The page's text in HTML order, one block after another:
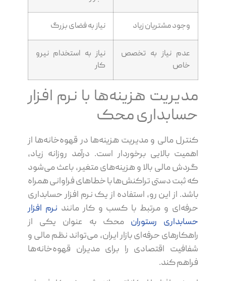
وجود مشتریان زیاد نیاز به فضای بزرگ
عدم نیاز به تخصص
خاص
نیاز به استخدام نیرو
کار
مدیریت هزینه‌ها با نرم افزار
حسابداری محک
کنترل مالی و مدیریت هزینه‌ها در قهوه‌خانه‌ها از
اهمیت بالایی برخوردار است. درآمد روزانه زیاد،
گردش مالی بالا و هزینه‌های متغیر، باعث می‌شود
که ثبت دستی تراکنش‌ها با خطاهای فراوانی همراه
باشد. از این رو، استفاده از یک نرم افزار حسابداری
حرفه‌ای و مرتبط با کسب و کار مانند نرم افزار
حسابداری رستوران محک به عنوان یکی از
راهکارهای حرفه‌ای بازار ایران، می‌تواند نظم مالی و
شفافیت اقتصادی را برای مدیران قهوه‌خانه‌ها
فراهم کند.